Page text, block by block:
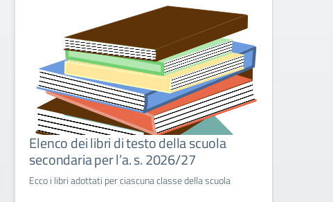
Elenco dei libri di testo della scuola
secondaria per l’a. s. 2026/27
Ecco i libri adottati per ciascuna classe della scuola